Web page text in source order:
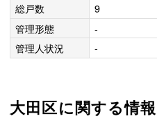
総戸数
9
管理形態
-
管理人状況
-
大田区に関する情報